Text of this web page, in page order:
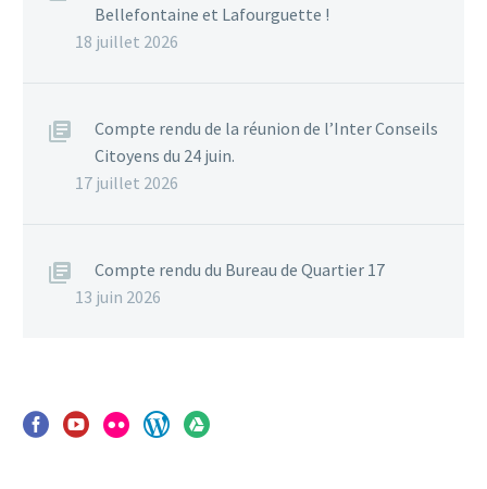
Bellefontaine et Lafourguette !
18 juillet 2026
Compte rendu de la réunion de l’Inter Conseils
Citoyens du 24 juin.
17 juillet 2026
Compte rendu du Bureau de Quartier 17
13 juin 2026